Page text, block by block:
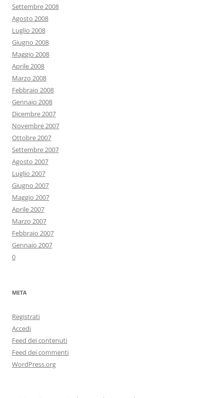
Settembre 2008
Agosto 2008
Luglio 2008
Giugno 2008
Maggio 2008
Aprile 2008
Marzo 2008
Febbraio 2008
Gennaio 2008
Dicembre 2007
Novembre 2007
Ottobre 2007
Settembre 2007
Agosto 2007
Luglio 2007
Giugno 2007
Maggio 2007
Aprile 2007
Marzo 2007
Febbraio 2007
Gennaio 2007
0
META
Registrati
Accedi
Feed dei contenuti
Feed dei commenti
WordPress.org